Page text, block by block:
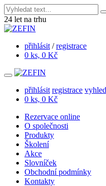
24 let na trhu
přihlásit /registrace
0 ks, 0 Kč
přihlásit registrace
0 ks, 0 Kč
Rezervace online
O společnosti
Produkty
Školení
Akce
Slovníček
Obchodní podmínky
Kontakty